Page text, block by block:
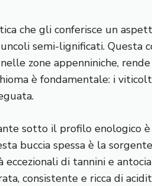
che gli conferisce un
semi-lignificati. Questa
zone appenniniche,
è fondamentale: i
sotto il profilo enologico è
buccia spessa è la
di tannini e
consistente e ricca di